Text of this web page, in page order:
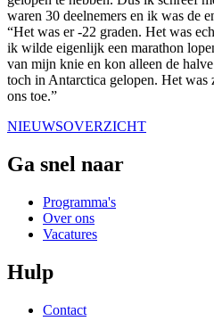
waren 30 deelnemers en ik was de
“Het was er -22 graden. Het was
ik wilde eigenlijk een marathon
van mijn knie en kon alleen de
toch in Antarctica gelopen. Het was
ons toe.”
NIEUWSOVERZICHT
Ga snel naar
Programma's
Over ons
Vacatures
Hulp
Contact